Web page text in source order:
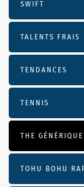
SWIFT
TALENTS FRAIS
TENDANCES
TENNIS
THE
TOHU BOHU